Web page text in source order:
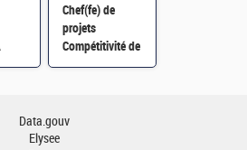
Chef(fe) de
projets
Compétitivité de
l'énergie-SI-
Data.gouv
Elysee